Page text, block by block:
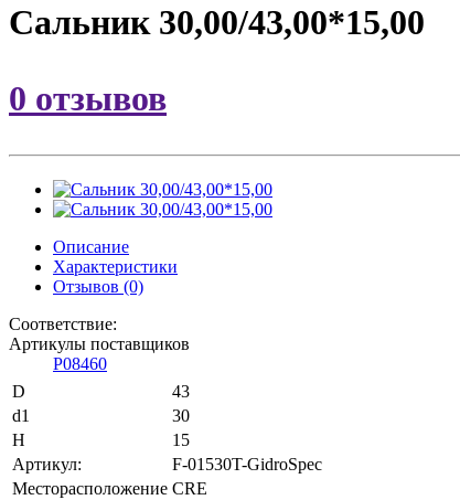
Сальник 30,00/43,00*15,00
0 отзывов
Описание
Характеристики
Отзывов (0)
Соответствие:
Артикулы поставщиков
P08460
D
43
d1
30
H
15
Артикул:
F-01530T-GidroSpec
Месторасположение CRE